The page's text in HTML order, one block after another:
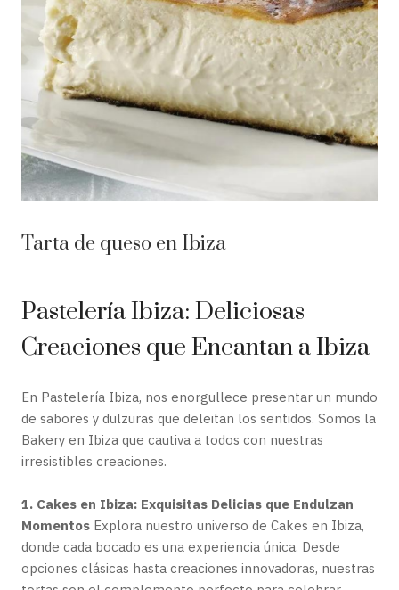
Tarta de queso en Ibiza
Pastelería Ibiza: Deliciosas
Creaciones que Encantan a Ibiza
En Pastelería Ibiza, nos enorgullece presentar un mundo
de sabores y dulzuras que deleitan los sentidos. Somos la
Bakery en Ibiza que cautiva a todos con nuestras
irresistibles creaciones.
1. Cakes en Ibiza: Exquisitas Delicias que Endulzan
Momentos Explora nuestro universo de Cakes en Ibiza,
donde cada bocado es una experiencia única. Desde
opciones clásicas hasta creaciones innovadoras, nuestras